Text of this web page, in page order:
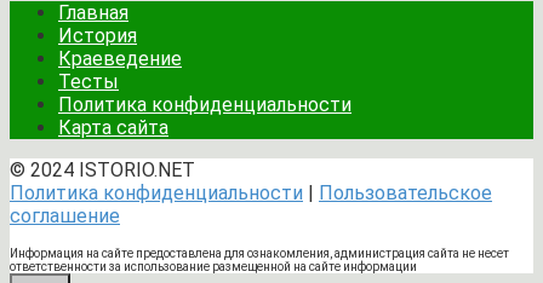
Главная
История
Краеведение
Тесты
Политика конфиденциальности
Карта сайта
© 2024 ISTORIO.NET
Политика конфиденциальности
Пользовательское
соглашение
Информация на сайте предоставлена для ознакомления, администрация сайта не несет
ответственности за использование размещенной на сайте информации